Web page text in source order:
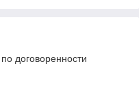
договоренности